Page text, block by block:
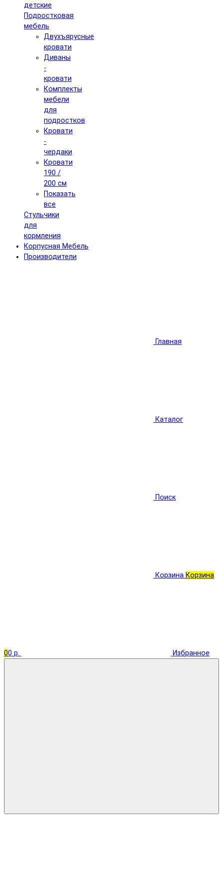
детские
Подростковая
мебель
Двухъярусные
кровати
Диваны
-
кровати
Комплекты
мебели
для
подростков
Кровати
-
чердаки
Кровати
190 /
200 см
Показать
все
Стульчики
для
кормления
Корпусная Мебель
Производители
Главная
Каталог
Поиск
Корзина Корзина
00 р. Избранное